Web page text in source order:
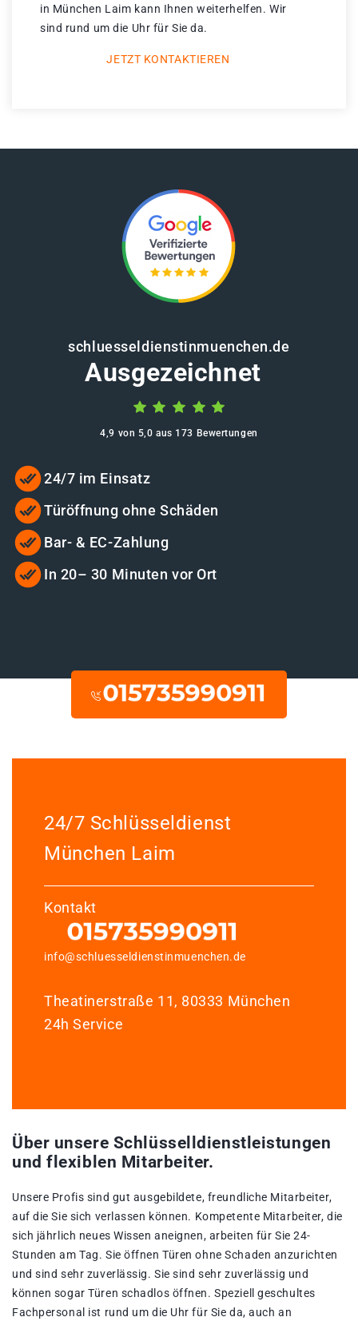
in München Laim kann Ihnen weiterhelfen. Wir
sind rund um die Uhr für Sie da.
JETZT KONTAKTIEREN
schluesseldienstinmuenchen.de
Ausgezeichnet
4,9 von 5,0 aus 173 Bewertungen
24/7 im Einsatz
Türöffnung ohne Schäden
Bar- & EC-Zahlung
In 20– 30 Minuten vor Ort
24/7 Schlüsseldienst
München Laim
Kontakt
info@schluesseldienstinmuenchen.de
Theatinerstraße 11, 80333 München
24h Service
Über unsere Schlüsselldienstleistungen
und flexiblen Mitarbeiter.
Unsere Profis sind gut ausgebildete, freundliche Mitarbeiter,
auf die Sie sich verlassen können. Kompetente Mitarbeiter, die
sich jährlich neues Wissen aneignen, arbeiten für Sie 24-
Stunden am Tag. Sie öffnen Türen ohne Schaden anzurichten
und sind sehr zuverlässig. Sie sind sehr zuverlässig und
können sogar Türen schadlos öffnen. Speziell geschultes
Fachpersonal ist rund um die Uhr für Sie da, auch an